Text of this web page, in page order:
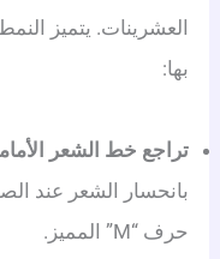
العشرينات.يتميز النمط
بها:
تراجع خط الشعر
بانحسار الشعر عند
حرف “M” المميز.